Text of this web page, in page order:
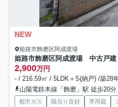
NEW
姫路市飾磨区阿成渡場
姫路市飾磨区阿成渡場 中古戸建
2,900万円
- / 216.59㎡ / 5LDK＋S(納戸) /築28
山陽電鉄本線「飾磨」駅 徒歩20分
都市ガス 陽当り良好 専用庭